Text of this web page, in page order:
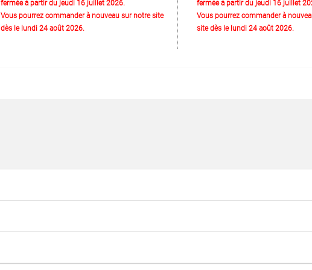
fermée à partir du jeudi 16 juillet 2026.
Vous pourrez commander à nouveau sur notre site
dès le lundi 24 août 2026.
fermée à partir du jeudi 16 juillet
Vous pourrez commander à
site dès le lundi 24 août 2026.